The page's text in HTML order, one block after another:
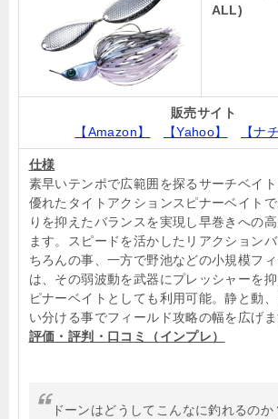
ALL)
販売サイト
【Amazon】
【Yahoo】 【ナ
仕様
素早いテンポで広範囲を探るサーチベイ
優れたタイトアクションスピナーベイト
りを抑えたバランスを実現し早巻きへの
ます。スピードを活かしたリアクション
ちろんの事、一方で野池などの小規模フ
は、その弱波動を武器にプレッシャーを
ピナーベイトとしても利用可能。静と動
い分ける事でフィールド攻略の幅を広げま
評価・評判・口コミ（インプレ）
ドーンはどうしてこんなに釣れるのか